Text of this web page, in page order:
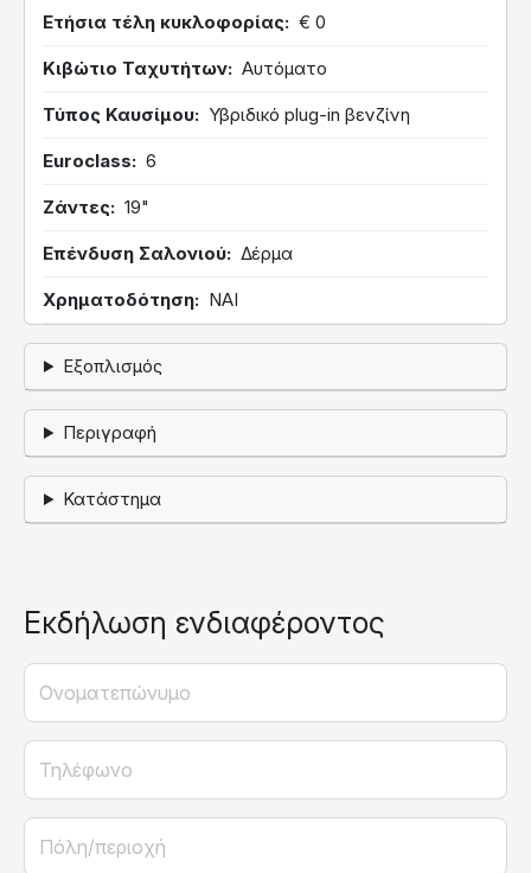
Ετήσια τέλη κυκλοφορίας € 0
Κιβώτιο Ταχυτήτων Αυτόματο
Τύπος Καυσίμου Υβριδικό plug-in βενζίνη
Euroclass 6
Ζάντες 19"
Επένδυση Σαλονιού Δέρμα
Χρηματοδότηση ΝΑΙ
Εξοπλισμός
Περιγραφή
Κατάστημα
Εκδήλωση ενδιαφέροντος
Ονοματεπώνυμο
Τηλέφωνο
Πόλη/περιοχή